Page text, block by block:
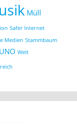
Müll
Safer Internet
Medien Stammbaum
UNO Welt